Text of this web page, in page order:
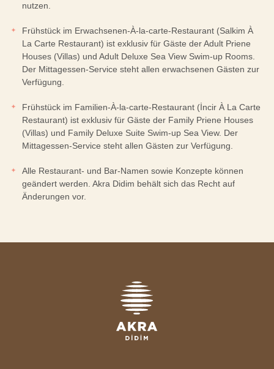
nutzen.
Frühstück im Erwachsenen-À-la-carte-Restaurant (Salkim À
La Carte Restaurant) ist exklusiv für Gäste der Adult Priene
Houses (Villas) und Adult Deluxe Sea View Swim-up Rooms.
Der Mittagessen-Service steht allen erwachsenen Gästen zur
Verfügung.
Frühstück im Familien-À-la-carte-Restaurant (İncir À La Carte
Restaurant) ist exklusiv für Gäste der Family Priene Houses
(Villas) und Family Deluxe Suite Swim-up Sea View. Der
Mittagessen-Service steht allen Gästen zur Verfügung.
Alle Restaurant- und Bar-Namen sowie Konzepte können
geändert werden. Akra Didim behält sich das Recht auf
Änderungen vor.